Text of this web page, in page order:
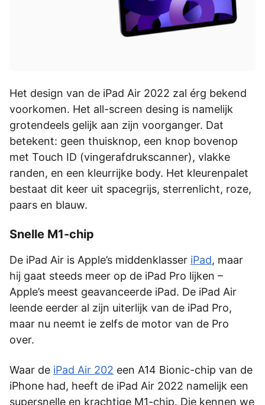
Het design van de iPad Air 2022 zal érg bekend
voorkomen. Het all-screen desing is namelijk
grotendeels gelijk aan zijn voorganger. Dat
betekent: geen thuisknop, een knop bovenop
met Touch ID (vingerafdrukscanner), vlakke
randen, en een kleurrijke body. Het kleurenpalet
bestaat dit keer uit spacegrijs, sterrenlicht, roze,
paars en blauw.
Snelle M1-chip
De iPad Air is Apple’s middenklasser iPad, maar
hij gaat steeds meer op de iPad Pro lijken –
Apple’s meest geavanceerde iPad. De iPad Air
leende eerder al zijn uiterlijk van de iPad Pro,
maar nu neemt ie zelfs de motor van de Pro
over.
Waar de iPad Air 202 een A14 Bionic-chip van de
iPhone had, heeft de iPad Air 2022 namelijk een
supersnelle en krachtige M1-chip. Die kennen we